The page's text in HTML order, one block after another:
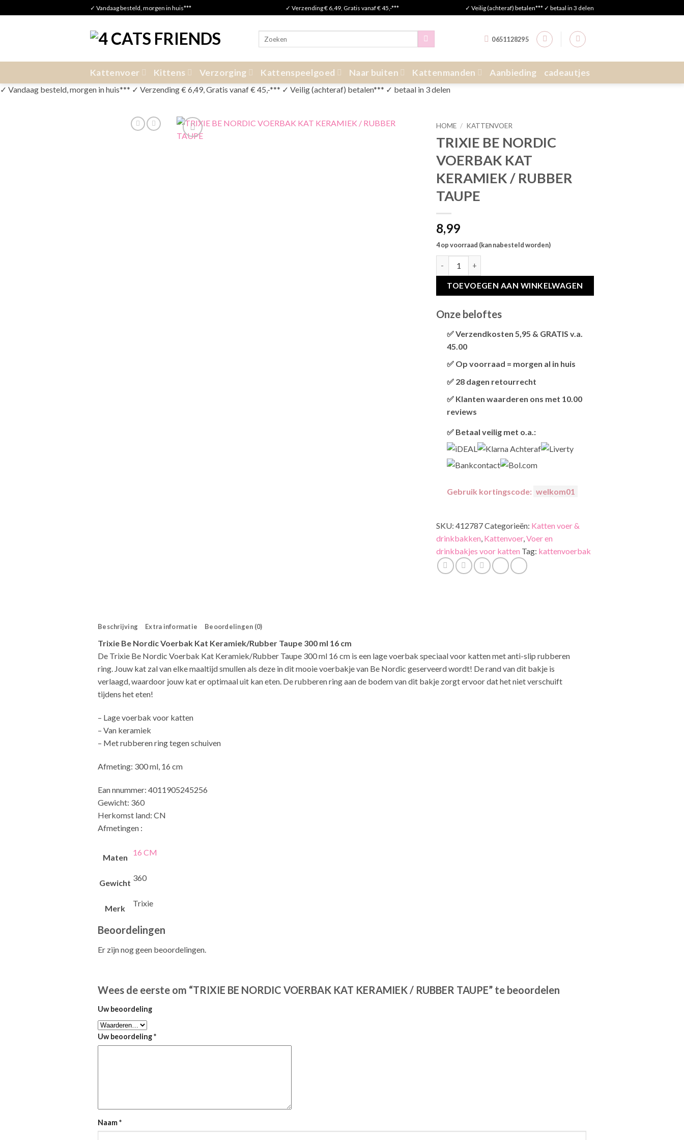
to
✓ Vandaag besteld, morgen in huis*** ✓ Verzending € 6,49, Gratis vanaf € 45,-*** ✓ Veilig (achteraf) betalen*** ✓ betaal in 3 delen
0651128295
Kattenvoer Kittens Verzorging Kattenspeelgoed Naar buiten Kattenmanden Aanbieding cadeautjes
✓ Vandaag besteld, morgen in huis*** ✓ Verzending € 6,49, Gratis vanaf € 45,-*** ✓ Veilig (achteraf) betalen*** ✓ betaal in 3 delen
HOME / KATTENVOER
TRIXIE BE NORDIC
VOERBAK KAT
KERAMIEK / RUBBER
TAUPE
8,99
4 op voorraad (kan nabesteld worden)
TOEVOEGEN AAN WINKELWAGEN
Onze beloftes
✅ Verzendkosten 5,95 & GRATIS v.a.
45.00
pakket 5,95 en bestellingen v.a. 45,00
worden gratis verzonden.
✅ Op voorraad = morgen al in huis
bestelt vóór 13:00, wordt het
nog verzonden.
✅ 28 dagen retourrecht
28 dagende tijd om te retourneren.
✅ Klanten waarderen ons met 10.00
reviews
met9,2 bij webkeur
✅ Betaal veilig met o.a.:
Gebruik kortingscode: welkom01
SKU: 412787Categorieën: Katten voer &
drinkbakken, Kattenvoer,Voer en
drinkbakjes voor katten Tag: kattenvoerbak
Beschrijving Extra informatie Beoordelingen (0)
Trixie Be Nordic Voerbak Kat Keramiek/Rubber Taupe 300 ml 16 cm
De Trixie Be Nordic Voerbak Kat Keramiek/Rubber Taupe 300 ml 16 cm is een lage voerbak speciaal voor katten met anti-slip rubberen
ring. Jouw kat zal van elke maaltijd smullen als deze in dit mooie voerbakje van Be Nordic geserveerd wordt! De rand van dit bakje is
verlaagd, waardoor jouw kat er optimaal uit kan eten. De rubberen ring aan de bodem van dit bakje zorgt ervoor dat het niet verschuift
tijdens het eten!
– Lage voerbak voor katten
– Van keramiek
– Met rubberen ring tegen schuiven
Afmeting: 300 ml, 16 cm
Ean nnummer: 4011905245256
Gewicht: 360
Herkomst land: CN
Afmetingen :
Maten
16 CM
Gewicht
360
Merk
Trixie
Beoordelingen
Er zijn nog geen beoordelingen.
Wees de eerste om “TRIXIE BE NORDIC VOERBAK KAT KERAMIEK / RUBBER TAUPE” te beoordelen
Uw beoordeling
Uw beoordeling*
Naam*